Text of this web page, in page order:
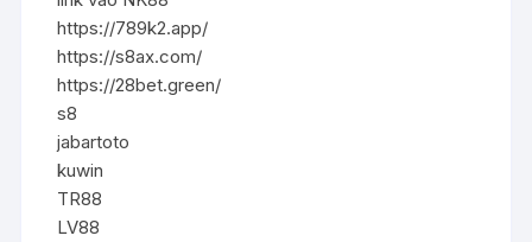
https://789k2.app/
https://s8ax.com/
https://28bet.green/
s8
jabartoto
kuwin
TR88
LV88